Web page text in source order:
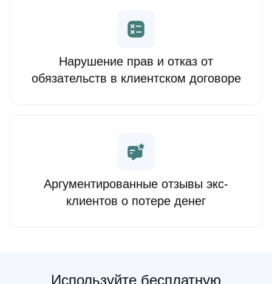
Нарушение прав и отказ от
обязательств в клиентском договоре
Аргументированные отзывы экс-
клиентов о потере денег
Используйте бесплатную